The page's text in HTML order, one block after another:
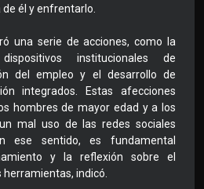
él y enfrentarlo.
una serie de acciones, como la
institucionales de
del empleo y el desarrollo de
integrados. Estas afecciones
hombres de mayor edad y a los
mal uso de las redes sociales
ese sentido, es fundamental
y la reflexión sobre el
indicó.